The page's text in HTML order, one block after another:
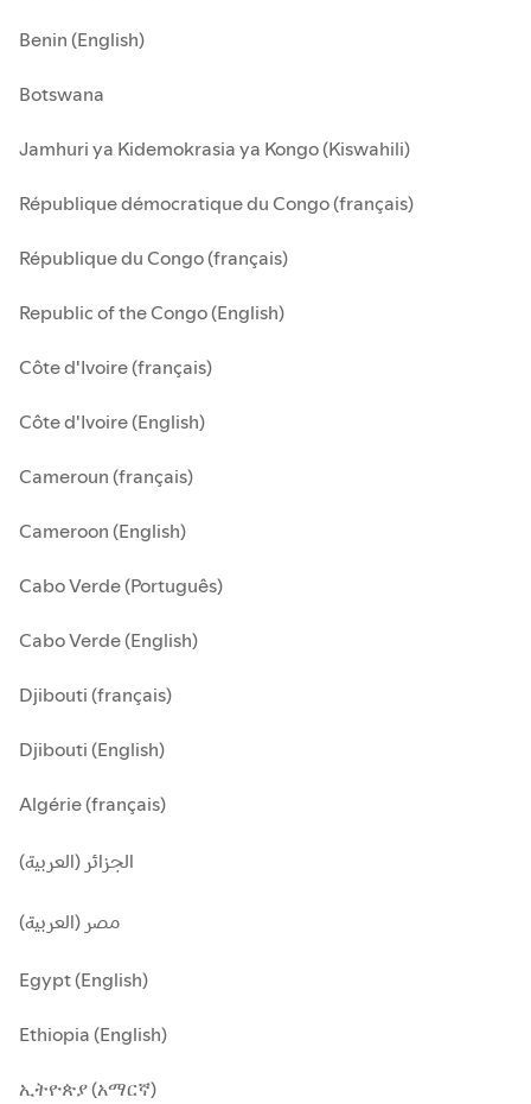
Benin (English)
Botswana
Jamhuri ya Kidemokrasia ya Kongo (Kiswahili)
République démocratique du Congo (français)
République du Congo (français)
Republic of the Congo (English)
Côte d'Ivoire (français)
Côte d'Ivoire (English)
Cameroun (français)
Cameroon (English)
Cabo Verde (Português)
Cabo Verde (English)
Djibouti (français)
Djibouti (English)
Algérie (français)
الجزائر (العربية)
مصر (العربية)
Egypt (English)
Ethiopia (English)
ኢትዮጵያ (አማርኛ)